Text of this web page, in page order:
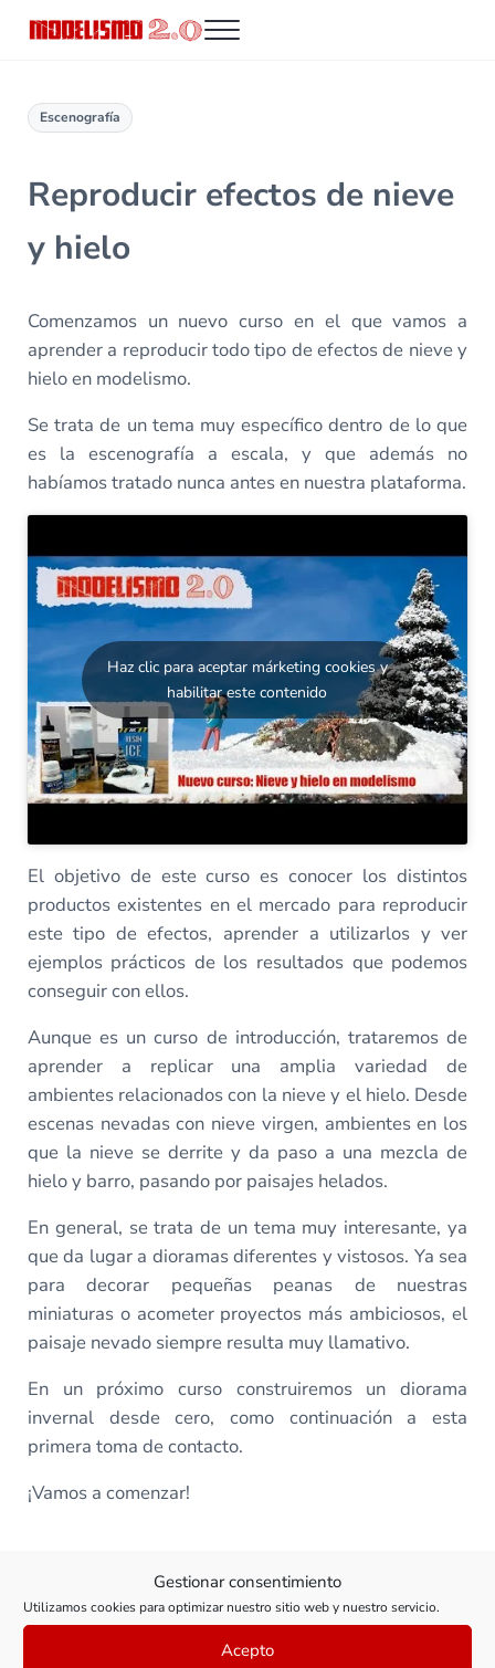
Gestionar consentimiento
Utilizamos cookies para optimizar nuestro sitio web y nuestro servicio.
Acepto
Menu
Escenografía
Reproducir efectos de nieve
y hielo
Comenzamos un nuevo curso en el que vamos a
aprender a reproducir todo tipo de efectos de nieve y
hielo en modelismo.
Se trata de un tema muy específico dentro de lo que
es la escenografía a escala, y que además no
habíamos tratado nunca antes en nuestra plataforma.
Haz clic para aceptar márketing cookies y
habilitar este contenido
El objetivo de este curso es conocer los distintos
productos existentes en el mercado para reproducir
este tipo de efectos, aprender a utilizarlos y ver
ejemplos prácticos de los resultados que podemos
conseguir con ellos.
Aunque es un curso de introducción, trataremos de
aprender a replicar una amplia variedad de
ambientes relacionados con la nieve y el hielo. Desde
escenas nevadas con nieve virgen, ambientes en los
que la nieve se derrite y da paso a una mezcla de
hielo y barro, pasando por paisajes helados.
En general, se trata de un tema muy interesante, ya
que da lugar a dioramas diferentes y vistosos. Ya sea
para decorar pequeñas peanas de nuestras
miniaturas o acometer proyectos más ambiciosos, el
paisaje nevado siempre resulta muy llamativo.
En un próximo curso construiremos un diorama
invernal desde cero, como continuación a esta
primera toma de contacto.
¡Vamos a comenzar!
Todas las clases de este curso